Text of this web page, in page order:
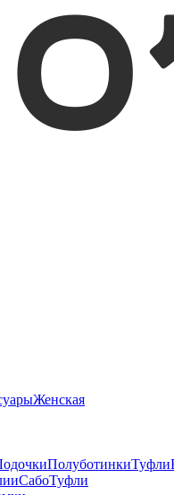
Женская
ПолуботинкиТуфли
СабоТуфли